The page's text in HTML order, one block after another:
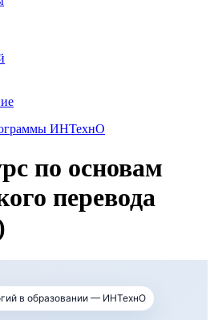
ИНТехнО
по основам
перевода
в образовании — ИНТехнО